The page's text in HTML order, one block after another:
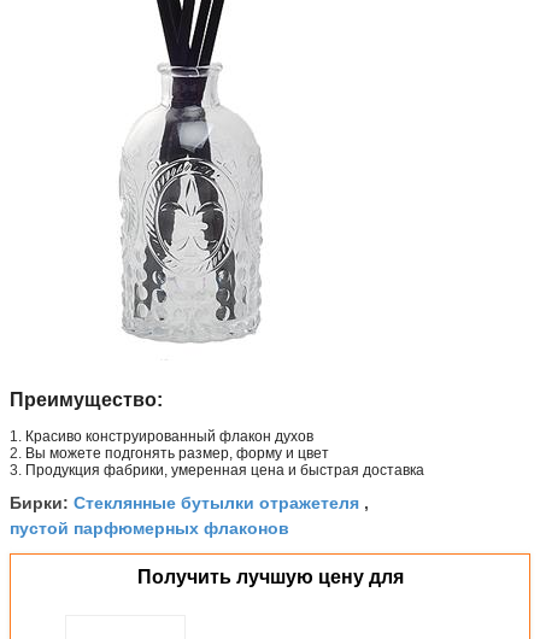
Преимущество:
1. Красиво конструированный флакон духов
2. Вы можете подгонять размер, форму и цвет
3. Продукция фабрики, умеренная цена и быстрая доставка
Бирки: Стеклянные бутылки отражетеля ,
пустой парфюмерных флаконов
Получить лучшую цену для